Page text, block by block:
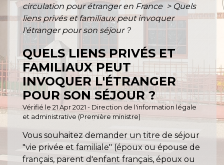
circulation pour étranger en France > Quels
liens privés et familiaux peut invoquer
l'étranger pour son séjour ?
QUELS LIENS PRIVÉS ET
FAMILIAUX PEUT
INVOQUER L'ÉTRANGER
POUR SON SÉJOUR ?
Vérifié le 21 Apr 2021 - Direction de l'information légale
et administrative (Première ministre)
Vous souhaitez demander un titre de séjour
"vie privée et familiale" (époux ou épouse de
français, parent d'enfant français, époux ou